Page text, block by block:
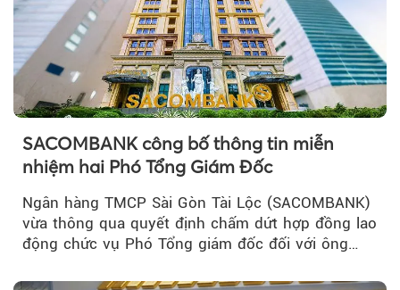
SACOMBANK công bố thông tin miễn
nhiệm hai Phó Tổng Giám Đốc
Ngân hàng TMCP Sài Gòn Tài Lộc (SACOMBANK)
vừa thông qua quyết định chấm dứt hợp đồng lao
động chức vụ Phó Tổng giám đốc đối với ông